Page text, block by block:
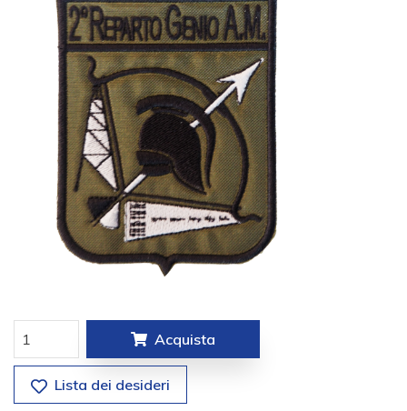
Acquista
Lista dei desideri